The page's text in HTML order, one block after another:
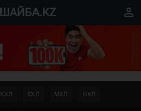
ШАЙБА.KZ perm_identity
КХЛ ВХЛ МХЛ НХЛ